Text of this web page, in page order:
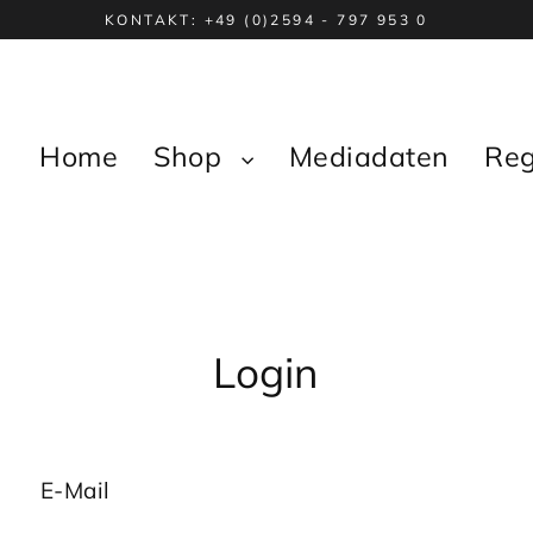
KONTAKT: +49 (0)2594 - 797 953 0
Home Shop Mediadaten
Login
E-Mail